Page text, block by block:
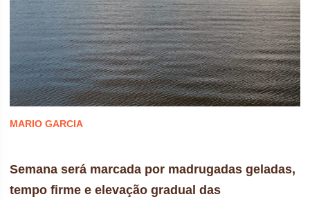
MARIO GARCIA
Semana será marcada por madrugadas geladas,
tempo firme e elevação gradual das